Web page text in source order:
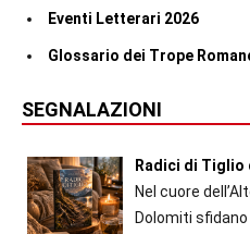
Eventi Letterari 2026
Glossario dei Trope
SEGNALAZIONI
Radici di Tiglio
Nel cuore
Dolomiti sfidano